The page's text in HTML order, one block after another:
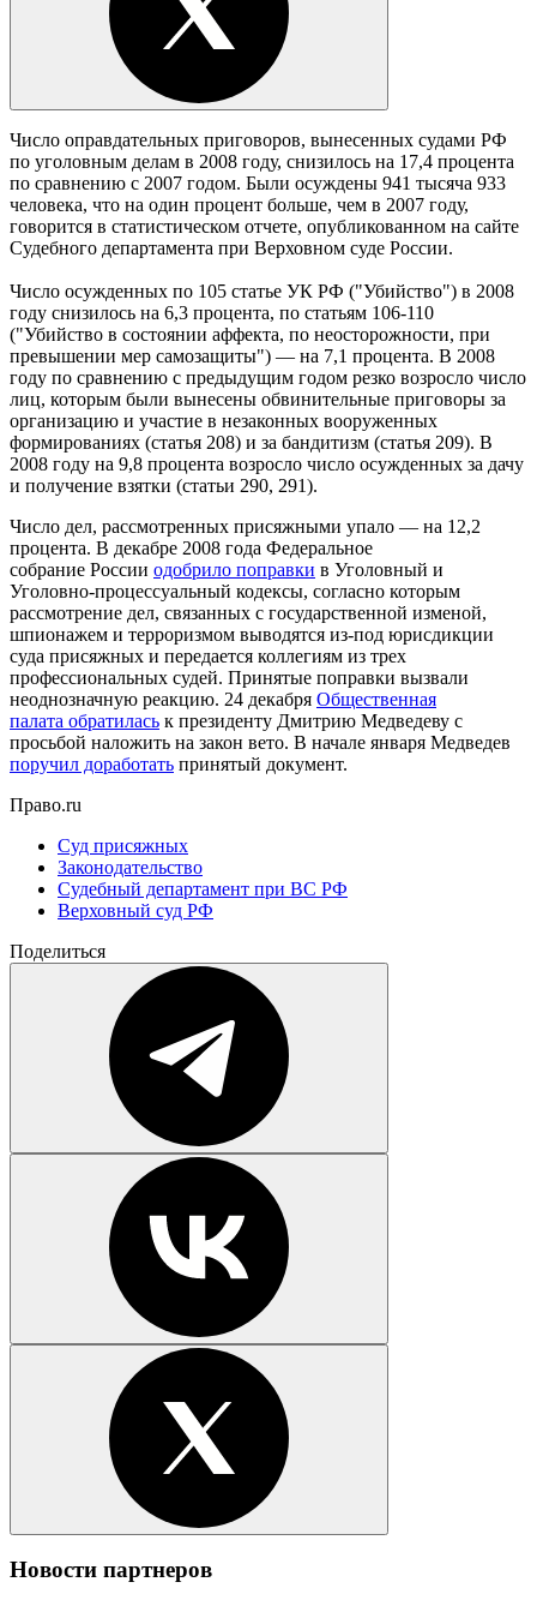
Число оправдательных приговоров, вынесенных судами РФ
по уголовным делам в 2008 году, снизилось на 17,4 процента
по сравнению с 2007 годом. Были осуждены 941 тысяча 933
человека, что на один процент больше, чем в 2007 году,
говорится в статистическом отчете, опубликованном на сайте
Судебного департамента при Верховном суде России.
Число осужденных по 105 статье УК РФ ("Убийство") в 2008
году снизилось на 6,3 процента, по статьям 106-110
("Убийство в состоянии аффекта, по неосторожности, при
превышении мер самозащиты") — на 7,1 процента. В 2008
году по сравнению с предыдущим годом резко возросло число
лиц, которым были вынесены обвинительные приговоры за
организацию и участие в незаконных вооруженных
формированиях (статья 208) и за бандитизм (статья 209). В
2008 году на 9,8 процента возросло число осужденных за дачу
и получение взятки (статьи 290, 291).
Число дел, рассмотренных присяжными упало — на 12,2
процента. В декабре 2008 года Федеральное
собрание России одобрило поправки в Уголовный и
Уголовно-процессуальный кодексы, согласно которым
рассмотрение дел, связанных c государственной изменой,
шпионажем и терроризмом выводятся из-под юрисдикции
суда присяжных и передается коллегиям из трех
профессиональных судей. Принятые поправки вызвали
неоднозначную реакцию. 24 декабря Общественная
палата обратилась к президенту Дмитрию Медведеву с
просьбой наложить на закон вето. В начале января Медведев
поручил доработать принятый документ.
Право.ru
Суд присяжных
Законодательство
Судебный департамент при ВС РФ
Верховный суд РФ
Поделиться
Новости партнеров